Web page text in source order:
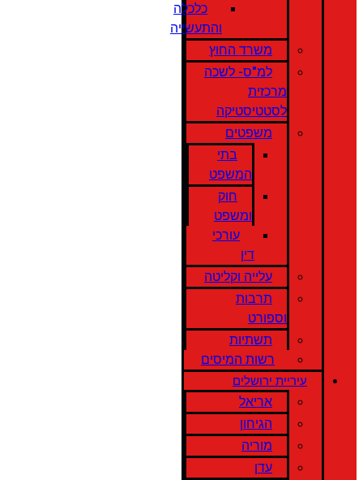
כלכלה
והתעשייה
משרד החוץ
למ"ס- לשכה
מרכזית
לסטטיסטיקה
משפטים
בתי
המשפט
חוק
ומשפט
עורכי
דין
עלייה וקליטה
תרבות
וספורט
תשתיות
רשות המיסים
עיריית ירושלים
אריאל
הגיחון
מוריה
עדן